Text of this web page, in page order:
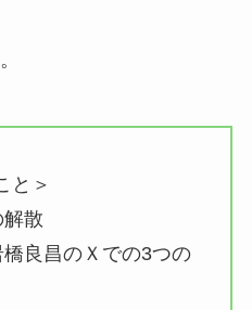
と＞
散
良昌のＸでの3つの